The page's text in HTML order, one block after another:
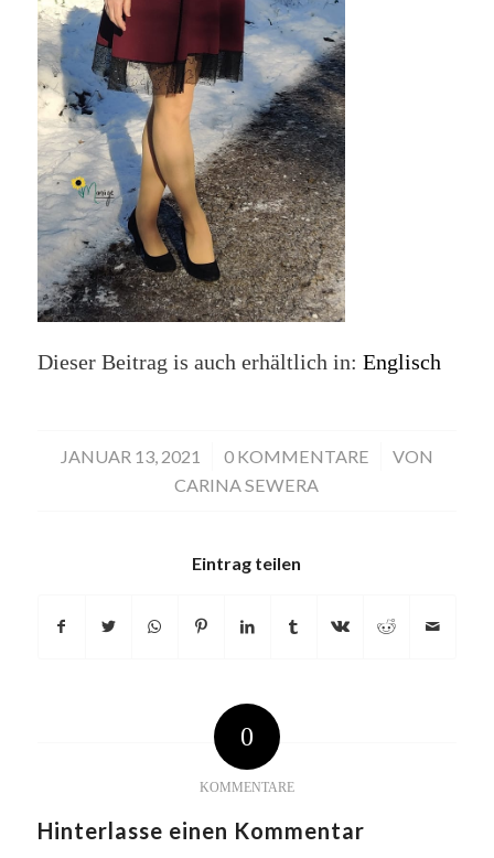
Dieser Beitrag is auch erhältlich in: Englisch
JANUAR 13, 2021
/ 0 KOMMENTARE
/
VON
CARINA SEWERA
Eintrag teilen
0
KOMMENTARE
Hinterlasse einen Kommentar